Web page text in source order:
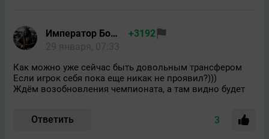
Император Бомжей
+3192
Как можно уже сейчас быть довольным трансфером
Если игрок себя пока еще никак не проявил?)))
Ждём возобновления чемпионата, а там видно будет
Ответить 3